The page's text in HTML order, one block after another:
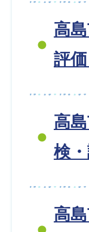
高
評
高
検
高